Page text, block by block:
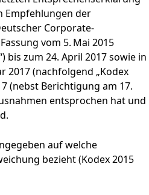
Fermentationen
Menü schließen
Menü schließen
Umwelt
Menü schließen
Erklärung zur
Unternehmensführung
ENTSPRECHENSERKLÄRUNG
2025
Vergütung
Unternehmenssatzung und
Geschäftsordnung des
Unternehmensmitteilungen
Finanzberichte
Präsentationen & Videos
Finanzkalender
Investoren-Events
Kapitalmarkttag
HAUPTVERSAMMLUNG
Hauptversammlung
2026
Archiv
Menü schließen
Empfehlungen der
Corporate-
vom 5. Mai 2015
bis zum 24. April 2017 sowie in
2017 (nachfolgend „Kodex
(nebst Berichtigung am 17.
entsprochen hat und
auf welche
bezieht (Kodex 2015